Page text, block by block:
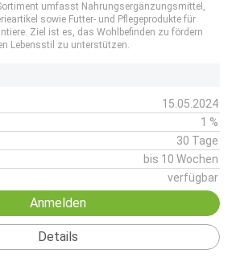
umfasst Nahrungsergänzungsmittel,
sowie Futter- und Pflegeprodukte für
Ziel ist es, das Wohlbefinden zu fördern
Lebensstil zu unterstützen.
15.05.2024
1 %
30 Tage
bis 10 Wochen
verfügbar
Anmelden
Details